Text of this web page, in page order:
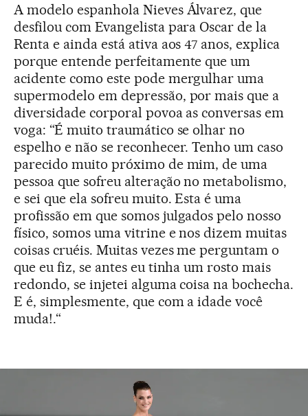
A modelo espanhola Nieves Álvarez, que
desfilou com Evangelista para Oscar de la
Renta e ainda está ativa aos 47 anos, explica
porque entende perfeitamente que um
acidente como este pode mergulhar uma
supermodelo em depressão, por mais que a
diversidade corporal povoa as conversas em
voga: “É muito traumático se olhar no
espelho e não se reconhecer. Tenho um caso
parecido muito próximo de mim, de uma
pessoa que sofreu alteração no metabolismo,
e sei que ela sofreu muito. Esta é uma
profissão em que somos julgados pelo nosso
físico, somos uma vitrine e nos dizem muitas
coisas cruéis. Muitas vezes me perguntam o
que eu fiz, se antes eu tinha um rosto mais
redondo, se injetei alguma coisa na bochecha.
E é, simplesmente, que com a idade você
muda!.“